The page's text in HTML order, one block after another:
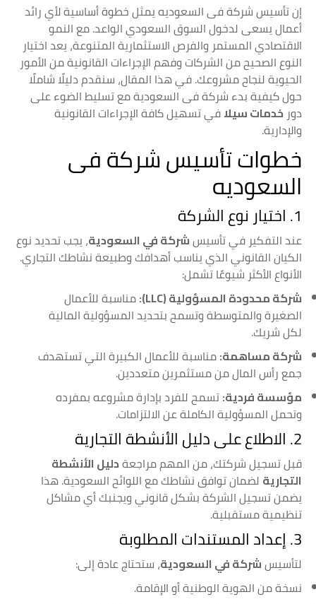
إن تأسيس شركة فى السعوديه يمثل خطوة أساسية لأي رائد
أعمال يسعى لدخول السوق السعودي الواعد. مع النمو
الاقتصادي المستمر والفرص الاستثمارية المتنوعة، يعد اختيار
النوع الصحيح من الشركات وفهم الإجراءات القانونية من الأمور
الحيوية لنجاح مشروعك. في هذا المقال، سنقدم دليلًا شاملًا
حول كيفية بدء شركة فى السعودية مع تسليط الضوء على
دور خدمات سيلافي تسهيل كافة الإجراءات القانونية
والإدارية.
خطوات تأسيس شركة فى
السعوديه
1. اختيار نوع الشركة
عند التفكير في تأسيسشركة في السعودية، يجب تحديد نوع
الكيان القانوني الذي يناسب أهدافك وطبيعة نشاطك التجاري.
الأنواع الأكثر شيوعًا تشمل:
شركة محدودة المسؤولية (LLC):
مناسبة للأعمال
الصغيرة والمتوسطة وتسمح بتحديد المسؤولية المالية
لكل شريك.
شركة مساهمة:مناسبة للأعمال الكبيرة التي تستهدف
جمع رأس المال من مستثمرين متعددين.
مؤسسة فردية:تسمح للفرد بإدارة مشروعه بمفرده
وتحمل المسؤولية الكاملة عن الالتزامات.
2. الاطلاع على دليل الأنشطة التجارية
قبل تسجيل شركتك، من المهم مراجعةدليل الأنشطة
التجارية لضمان توافق نشاطك مع اللوائح السعودية. هذا
يضمن تسجيل الشركة بشكل قانوني ويجنبك أي مشاكل
تنظيمية مستقبلية.
3. إعداد المستندات المطلوبة
لتأسيسشركة في السعودية، ستحتاج عادة إلى:
نسخة من الهوية الوطنية أو الإقامة.